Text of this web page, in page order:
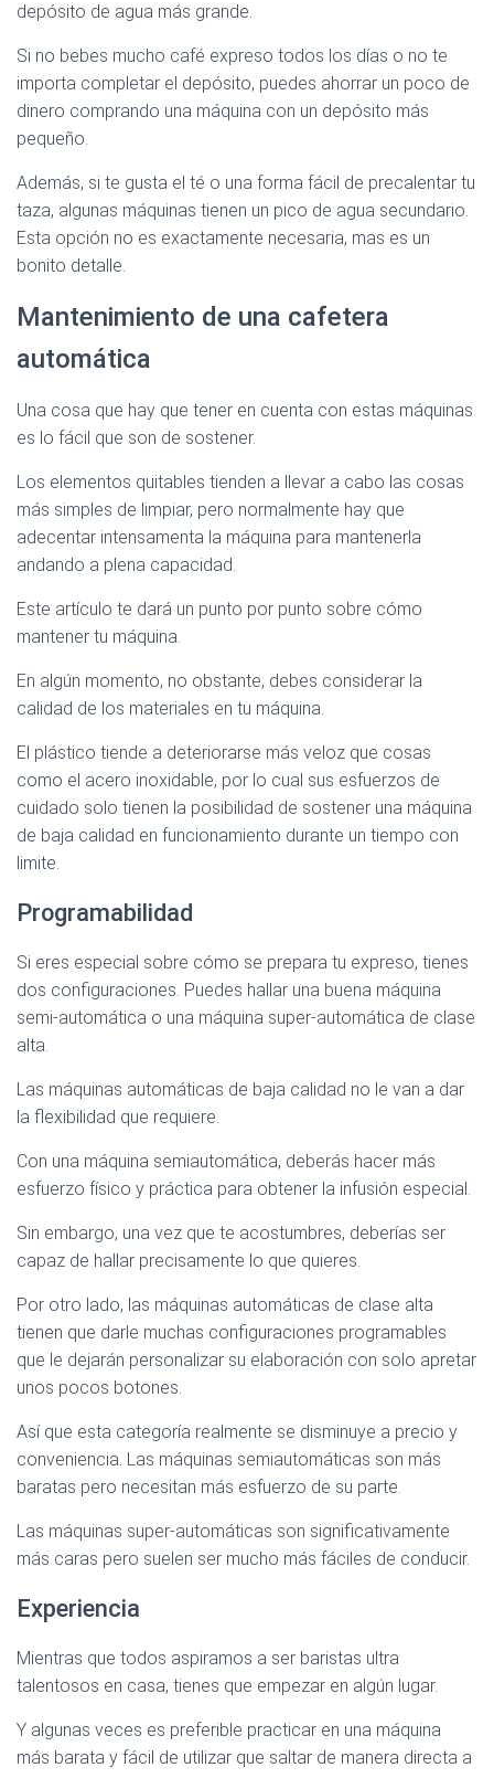
depósito de agua más grande.
Si no bebes mucho café expreso todos los días o no te
importa completar el depósito, puedes ahorrar un poco de
dinero comprando una máquina con un depósito más
pequeño.
Además, si te gusta el té o una forma fácil de precalentar tu
taza, algunas máquinas tienen un pico de agua secundario.
Esta opción no es exactamente necesaria, mas es un
bonito detalle.
Mantenimiento de una cafetera
automática
Una cosa que hay que tener en cuenta con estas máquinas
es lo fácil que son de sostener.
Los elementos quitables tienden a llevar a cabo las cosas
más simples de limpiar, pero normalmente hay que
adecentar intensamenta la máquina para mantenerla
andando a plena capacidad.
Este artículo te dará un punto por punto sobre cómo
mantener tu máquina.
En algún momento, no obstante, debes considerar la
calidad de los materiales en tu máquina.
El plástico tiende a deteriorarse más veloz que cosas
como el acero inoxidable, por lo cual sus esfuerzos de
cuidado solo tienen la posibilidad de sostener una máquina
de baja calidad en funcionamiento durante un tiempo con
limite.
Programabilidad
Si eres especial sobre cómo se prepara tu expreso, tienes
dos configuraciones. Puedes hallar una buena máquina
semi-automática o una máquina super-automática de clase
alta.
Las máquinas automáticas de baja calidad no le van a dar
la flexibilidad que requiere.
Con una máquina semiautomática, deberás hacer más
esfuerzo físico y práctica para obtener la infusión especial.
Sin embargo, una vez que te acostumbres, deberías ser
capaz de hallar precisamente lo que quieres.
Por otro lado, las máquinas automáticas de clase alta
tienen que darle muchas configuraciones programables
que le dejarán personalizar su elaboración con solo apretar
unos pocos botones.
Así que esta categoría realmente se disminuye a precio y
conveniencia. Las máquinas semiautomáticas son más
baratas pero necesitan más esfuerzo de su parte.
Las máquinas super-automáticas son significativamente
más caras pero suelen ser mucho más fáciles de conducir.
Experiencia
Mientras que todos aspiramos a ser baristas ultra
talentosos en casa, tienes que empezar en algún lugar.
Y algunas veces es preferible practicar en una máquina
más barata y fácil de utilizar que saltar de manera directa a